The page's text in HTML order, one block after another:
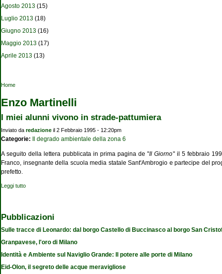
Agosto 2013 (15)
Luglio 2013 (18)
Giugno 2013 (16)
Maggio 2013 (17)
Aprile 2013 (13)
Tu sei qui
Home
Enzo Martinelli
I miei alunni vivono in strade-pattumiera
Inviato da redazione il 2 Febbraio 1995 - 12:20pm
Categorie: Il degrado ambientale della zona 6
A seguito della lettera pubblicata in prima pagina de "Il Giorno" il 5 febbraio
Franco, insegnante della scuola media statale Sant'Ambrogio e partecipe del
prefetto.
Leggi tutto
Pubblicazioni
Sulle tracce di Leonardo: dal borgo Castello di Buccinasco al borgo San
Granpavese, l'oro di Milano
Identità e Ambiente sul Naviglio Grande: Il potere alle porte di Milano
Eid-Olon, il segreto delle acque meravigliose